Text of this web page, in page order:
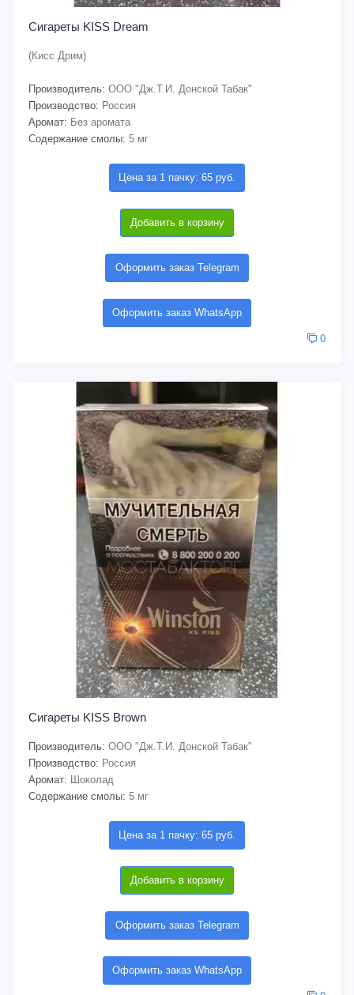
Сигареты KISS Dream
(Кисс Дрим)
Производитель: ООО "Дж.Т.И. Донской Табак"
Производство: Россия
Аромат: Без аромата
Содержание смолы: 5 мг
Цена за 1 пачку: 65 руб.
Добавить в корзину
Оформить заказ Telegram
Оформить заказ WhatsApp
0
Сигареты KISS Brown
Производитель: ООО "Дж.Т.И. Донской Табак"
Производство: Россия
Аромат: Шоколад
Содержание смолы: 5 мг
Цена за 1 пачку: 65 руб.
Добавить в корзину
Оформить заказ Telegram
Оформить заказ WhatsApp